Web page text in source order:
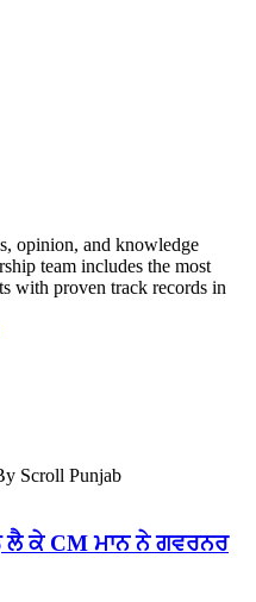
opinion, and knowledge
team includes the most
with proven track records in
Scroll Punjab
ਲੈ ਕੇ CM ਮਾਨ ਨੇ ਗਵਰਨਰ